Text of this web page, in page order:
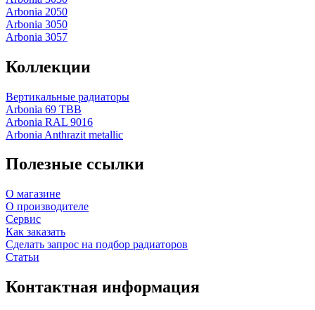
Arbonia 2050
Arbonia 3050
Arbonia 3057
Коллекции
Вертикальные радиаторы
Arbonia 69 ТВВ
Arbonia RAL 9016
Arbonia Anthrazit metallic
Полезные ссылки
О магазине
О производителе
Сервис
Как заказать
Сделать запрос на подбор радиаторов
Статьи
Контактная информация